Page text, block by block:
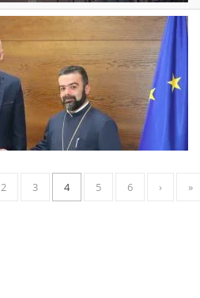
2 3 4 5 6 › »